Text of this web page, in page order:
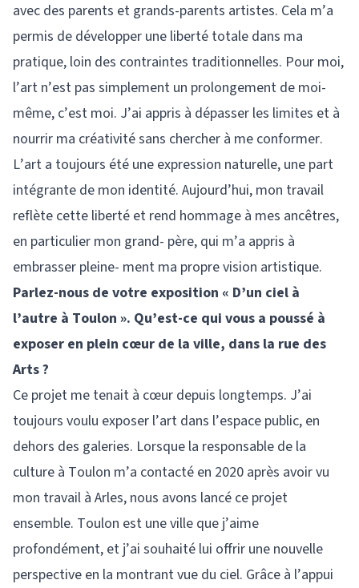
avec des parents et grands-parents artistes. Cela m’a
permis de développer une liberté totale dans ma
pratique, loin des contraintes traditionnelles. Pour moi,
l’art n’est pas simplement un prolongement de moi-
même, c’est moi. J’ai appris à dépasser les limites et à
nourrir ma créativité sans chercher à me conformer.
L’art a toujours été une expression naturelle, une part
intégrante de mon identité. Aujourd’hui, mon travail
reflète cette liberté et rend hommage à mes ancêtres,
en particulier mon grand- père, qui m’a appris à
embrasser pleine- ment ma propre vision artistique.
Parlez-nous de votre exposition « D’un ciel à
l’autre à Toulon ». Qu’est-ce qui vous a poussé à
exposer en plein cœur de la ville, dans la rue des
Arts ?
Ce projet me tenait à cœur depuis longtemps. J’ai
toujours voulu exposer l’art dans l’espace public, en
dehors des galeries. Lorsque la responsable de la
culture à Toulon m’a contacté en 2020 après avoir vu
mon travail à Arles, nous avons lancé ce projet
ensemble. Toulon est une ville que j’aime
profondément, et j’ai souhaité lui offrir une nouvelle
perspective en la montrant vue du ciel. Grâce à l’appui